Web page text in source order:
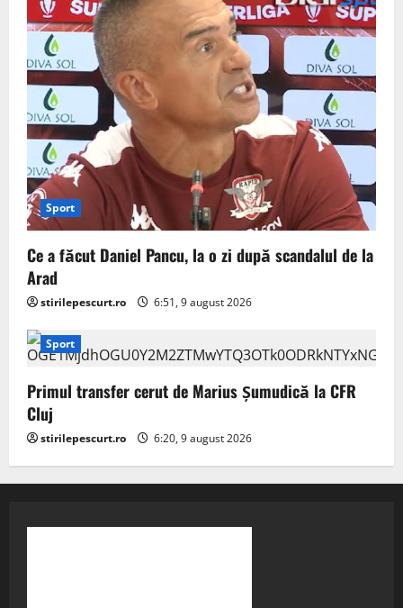
Sport
Ce a făcut Daniel Pancu, la o zi după scandalul de la
Arad
stirilepescurt.ro 6:51, 9 august 2026
Sport
Primul transfer cerut de Marius Șumudică la CFR
Cluj
stirilepescurt.ro 6:20, 9 august 2026